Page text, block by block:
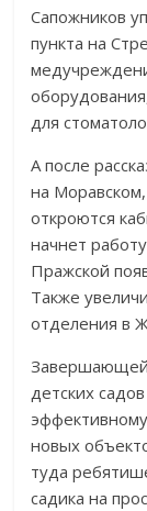
Сапожников
пункта на
для
А после
на
откроются
начнет
Пражской
Также
отделения в
Завершающей
детских
новых
туда
садика на